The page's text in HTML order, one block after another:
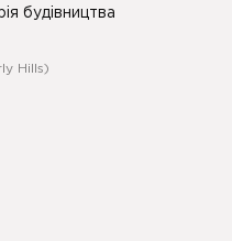
будівництва
Hills)